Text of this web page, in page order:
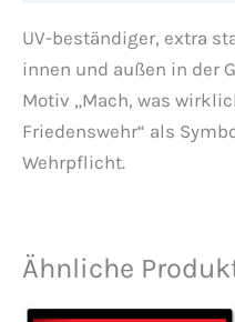
UV-beständiger, extra
innen und außen in der
Motiv „Mach, was
Friedenswehr“ als
Wehrpflicht.
Ähnliche